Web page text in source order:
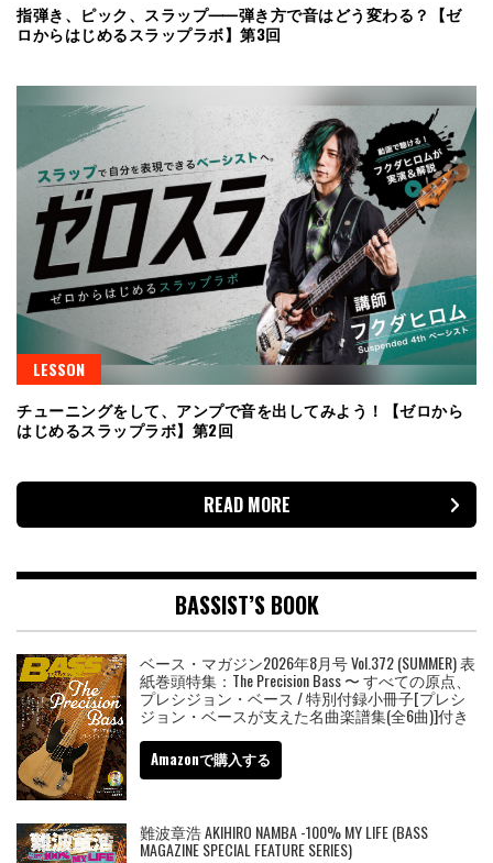
指弾き、ピック、スラップ⸺弾き方で音はどう変わる？【ゼ
ロからはじめるスラップラボ】第3回
LESSON
チューニングをして、アンプで音を出してみよう！【ゼロから
はじめるスラップラボ】第2回
READ MORE
BASSIST’S BOOK
ベース・マガジン2026年8月号 Vol.372 (SUMMER) 表
紙巻頭特集：The Precision Bass 〜 すべての原点、
プレシジョン・ベース / 特別付録小冊子[プレシ
ジョン・ベースが支えた名曲楽譜集(全6曲)]付き
Amazonで購入する
難波章浩 AKIHIRO NAMBA -100% MY LIFE (BASS
MAGAZINE SPECIAL FEATURE SERIES)